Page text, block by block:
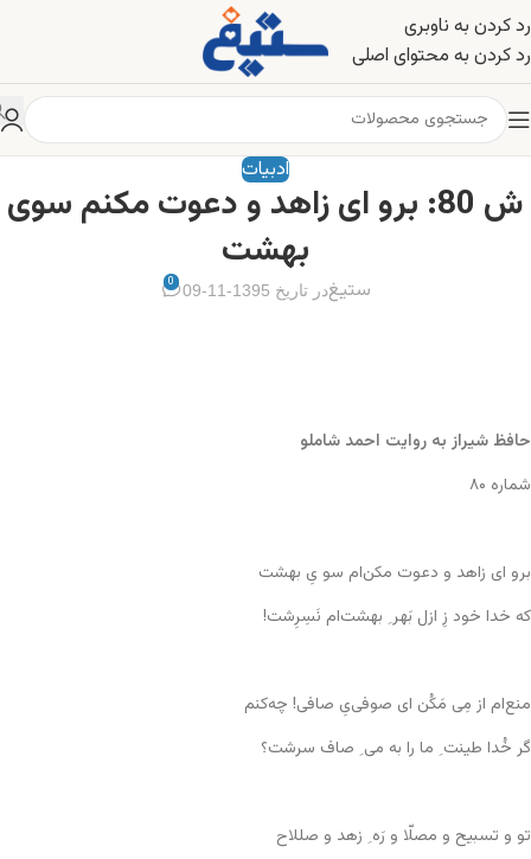
رد کردن به ناوبری
رد کردن به محتوای اصلی
ادبیات
ش 80: برو ای زاهد و دعوت مکنم سوی
بهشت
ستیغدر تاریخ 1395-11-09 0
حافظ شیراز به روایت احمد شاملو
شماره ۸۰
برو ای زاهد و دعوت مکن‌ام سو یِ بهشت
که خدا خود زِ ازل بَهر ِ بهشت‌ام نَسِرِشت!
منع‌ام از مِی مَکُن ای صوفی‌یِ صافی! چه‌کنم
گر خُدا طینت ِ ما را به می ِ صاف سرشت؟
تو و تسبیح و مصلّا و رَه ِ زهد و صللاح